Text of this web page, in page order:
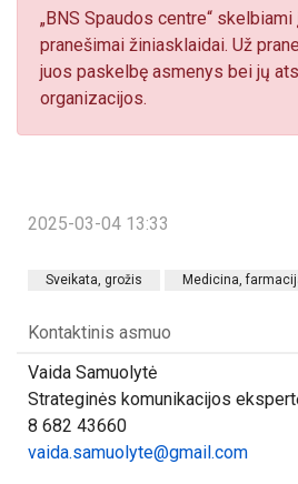
„BNS Spaudos centre“
pranešimai žiniasklaidai. Už
juos paskelbę asmenys bei jų
organizacijos.
2025-03-04 13:33
Sveikata, grožis Medicina,
Kontaktinis asmuo
Vaida Samuolytė
Strateginės komunikacijos
8 682 43660
vaida.samuolyte@gmail.com